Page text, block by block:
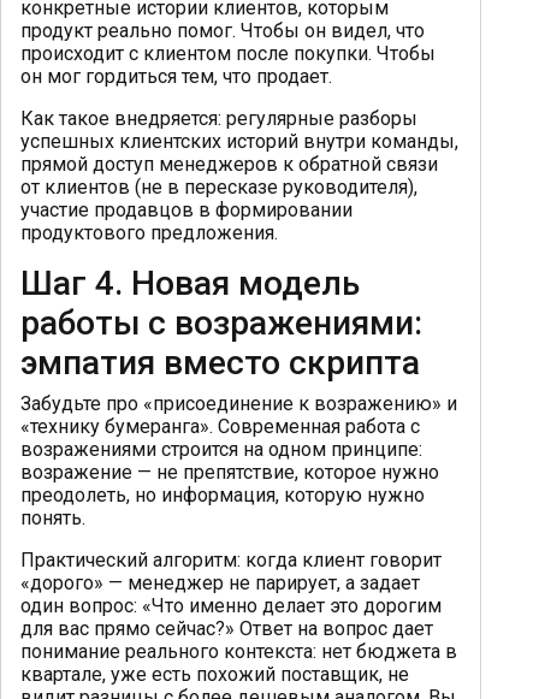
конкретные истории клиентов, которым
продукт реально помог. Чтобы он видел, что
происходит с клиентом после покупки. Чтобы
он мог гордиться тем, что продает.
Как такое внедряется: регулярные разборы
успешных клиентских историй внутри команды,
прямой доступ менеджеров к обратной связи
от клиентов (не в пересказе руководителя),
участие продавцов в формировании
продуктового предложения.
Шаг 4. Новая модель
работы с возражениями:
эмпатия вместо скрипта
Забудьте про «присоединение к возражению» и
«технику бумеранга». Современная работа с
возражениями строится на одном принципе:
возражение — не препятствие, которое нужно
преодолеть, но информация, которую нужно
понять.
Практический алгоритм: когда клиент говорит
«дорого» — менеджер не парирует, а задает
один вопрос: «Что именно делает это дорогим
для вас прямо сейчас?» Ответ на вопрос дает
понимание реального контекста: нет бюджета в
квартале, уже есть похожий поставщик, не